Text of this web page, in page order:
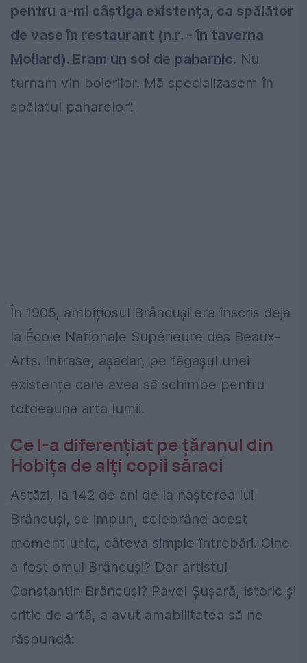
pentru a-mi câştiga existenţa, ca spălător
de vase în restaurant (n.r. - în taverna
Moilard). Eram un soi de paharnic. Nu
turnam vin boierilor. Mă specializasem în
spălatul paharelor”.
În 1905, ambițiosul Brâncuși era înscris deja
la École Nationale Supérieure des Beaux-
Arts. Intrase, așadar, pe făgașul unei
existențe care avea să schimbe pentru
totdeauna arta lumii.
Ce l-a diferențiat pe țăranul din
Hobița de alți copii săraci
Astăzi, la 142 de ani de la nașterea lui
Brâncuși, se impun, celebrând acest
moment unic, câteva simple întrebări. Cine
a fost omul Brâncuși? Dar artistul
Constantin Brâncuși? Pavel Șușară, istoric și
critic de artă, a avut amabilitatea să ne
răspundă: